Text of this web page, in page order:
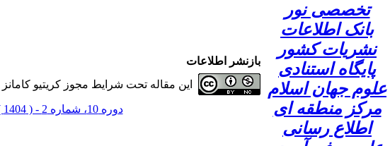
تخصصی نور
بانک اطلاعات
نشریات کشور
پایگاه استنادی
علوم جهان اسلام
مرکز منطقه ای
اطلاع رسانی
بازنشر اطلاعات
این مقاله تحت شرایط مجوز کریتیو کامانز
دوره 10، شماره 2 - ( 1404 )